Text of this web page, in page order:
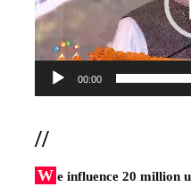
00:00
//
W e influence 20 million